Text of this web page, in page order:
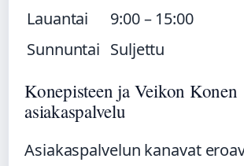
Lauantai
9:00 – 15:00
Sunnuntai Suljettu
Konepisteen ja Veikon Konen
asiakaspalvelu
Asiakaspalvelun kanavat